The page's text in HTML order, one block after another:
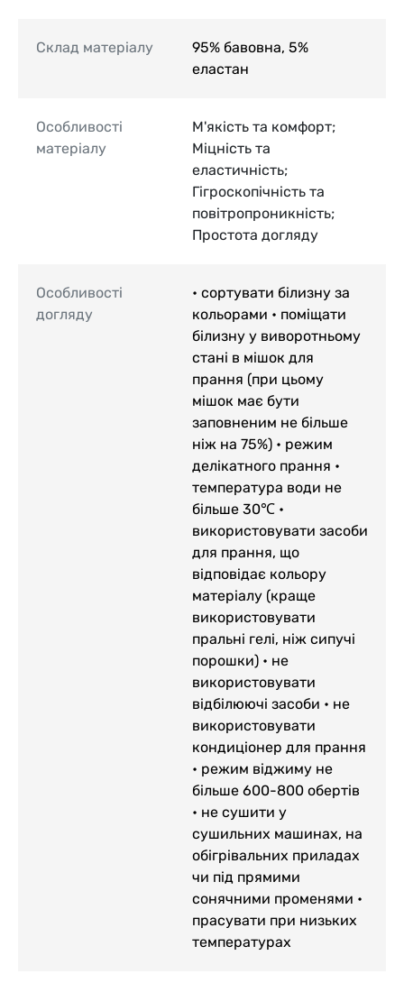
Склад матеріалу
95% бавовна, 5%
еластан
Особливості
матеріалу
М'якість та комфорт;
Міцність та
еластичність;
Гігроскопічність та
повітропроникність;
Простота догляду
Особливості
догляду
• сортувати білизну за
кольорами • поміщати
білизну у виворотньому
стані в мішок для
прання (при цьому
мішок має бути
заповненим не більше
ніж на 75%) • режим
делікатного прання •
температура води не
більше 30℃ •
використовувати засоби
для прання, що
відповідає кольору
матеріалу (краще
використовувати
пральні гелі, ніж сипучі
порошки) • не
використовувати
відбілюючі засоби • не
використовувати
кондиціонер для прання
• режим віджиму не
більше 600-800 обертів
• не сушити у
сушильних машинах, на
обігрівальних приладах
чи під прямими
сонячними променями •
прасувати при низьких
температурах